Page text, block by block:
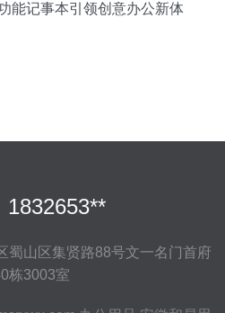
能记事本引领创意办公新体
1832653**
蜀山区集贤路88号文一名门首府
栋3003室